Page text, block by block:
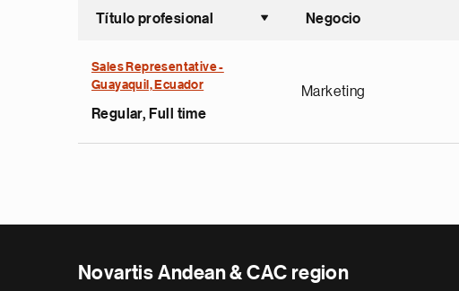
Título profesional
Ordenar
Negocio
Sales Representative -
Guayaquil, Ecuador
Regular, Full time
Marketing
Novartis Andean & CAC region